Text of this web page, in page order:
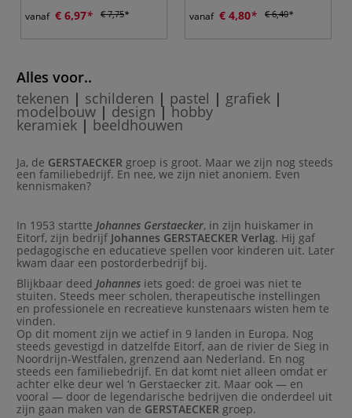
vanaf € 6,97 € 7,75 vanaf € 4,80 € 6,40
Alles voor..
tekenen | schilderen | pastel | grafiek |
modelbouw | design |hobby
keramiek | beeldhouwen
Ja, de GERSTAECKER groep is groot. Maar we zijn nog steeds
een familiebedrijf. En nee, we zijn niet anoniem. Even
kennismaken?
In 1953 startte Johannes Gerstaecker, in zijn huiskamer in
Eitorf, zijn bedrijf Johannes GERSTAECKER Verlag. Hij gaf
pedagogische en educatieve spellen voor kinderen uit. Later
kwam daar een postorderbedrijf bij.
Blijkbaar deed Johannes iets goed: de groei was niet te
stuiten. Steeds meer scholen, therapeutische instellingen
en professionele en recreatieve kunstenaars wisten hem te
vinden.
Op dit moment zijn we actief in 9 landen in Europa. Nog
steeds gevestigd in datzelfde Eitorf, aan de rivier de Sieg in
Noordrijn-Westfalen, grenzend aan Nederland. En nog
steeds een familiebedrijf. En dat komt niet alleen omdat er
achter elke deur wel ‘n Gerstaecker zit. Maar ook — en
vooral — door de legendarische bedrijven die onderdeel uit
zijn gaan maken van de GERSTAECKER groep.